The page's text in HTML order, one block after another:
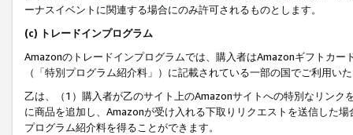
ーナスイベントに関連する場合にのみ許可されるものとします。
(c) トレードインプログラム
Amazonのトレードインプログラムでは、購入者はAmazonギフトカ
（「特別プログラム紹介料」）に記載されている一部の国でご利用い
乙は、（1）購入者が乙のサイト上のAmazonサイトへの特別なリン
に商品を追加し、Amazonが受け入れる下取りリクエストを送信した
プログラム紹介料を得ることができます。